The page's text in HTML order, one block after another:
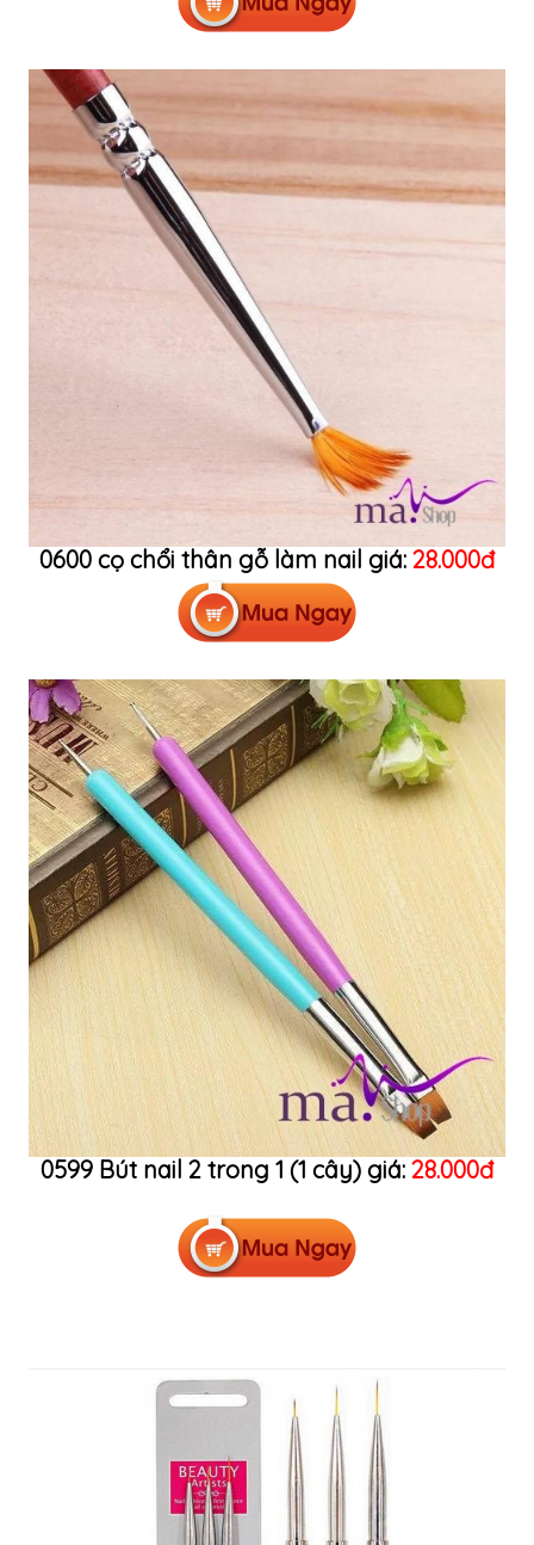
0600 cọ chổi thân gỗ làm nail giá: 28.000đ
0599 Bút nail 2 trong 1 (1 cây) giá: 28.000đ